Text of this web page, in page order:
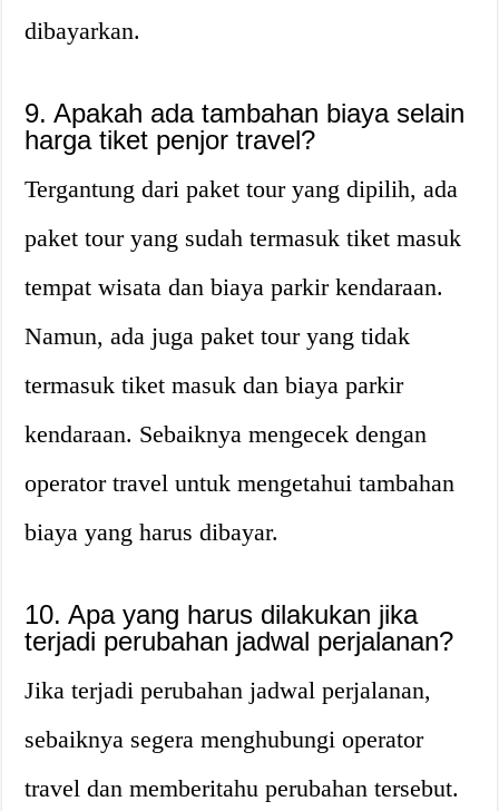
dibayarkan.
9. Apakah ada tambahan biaya selain
harga tiket penjor travel?
Tergantung dari paket tour yang dipilih, ada
paket tour yang sudah termasuk tiket masuk
tempat wisata dan biaya parkir kendaraan.
Namun, ada juga paket tour yang tidak
termasuk tiket masuk dan biaya parkir
kendaraan. Sebaiknya mengecek dengan
operator travel untuk mengetahui tambahan
biaya yang harus dibayar.
10. Apa yang harus dilakukan jika
terjadi perubahan jadwal perjalanan?
Jika terjadi perubahan jadwal perjalanan,
sebaiknya segera menghubungi operator
travel dan memberitahu perubahan tersebut.